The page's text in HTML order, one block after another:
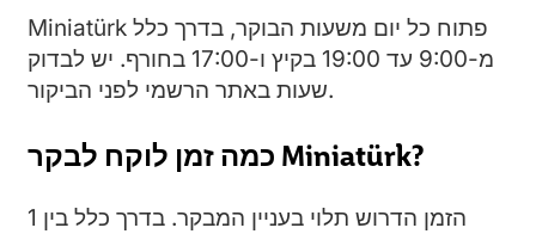
Miniatürk פתוח כל יום משעות הבוקר, בדרך כלל
מ-9:00 עד 19:00 בקיץ ו-17:00 בחורף. יש לבדוק
שעות באתר הרשמי לפני הביקור.
כמה זמן לוקח לבקר Miniatürk?
הזמן הדרוש תלוי בעניין המבקר. בדרך כלל בין 1